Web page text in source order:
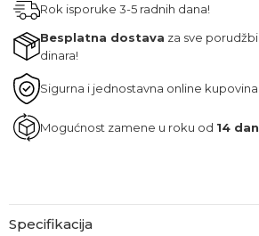
Rok isporuke 3-5 radnih dana!
Besplatna dostava za sve
dinara!
Sigurna i jednostavna online kupovina
Mogućnost zamene u roku od 14
Specifikacija